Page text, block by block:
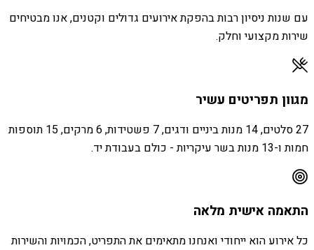
עם שנות ניסיון רבות בהפקת אירועים גדולים וקטנים, אנו מבטיחים
שירות מקצועי וחלק.
מגוון תפריטים עשיר
27 סלטים, 14 מנות ביניים ודגים, 7 פשטידות, 6 מרקים, 15 תוספות
חמות ו-13 מנות בשר עיקריות - כולם בעבודת יד.
התאמה אישית מלאה
כל אירוע הוא ייחודי ואנחנו מתאימים את התפריט, הכמויות והשירות